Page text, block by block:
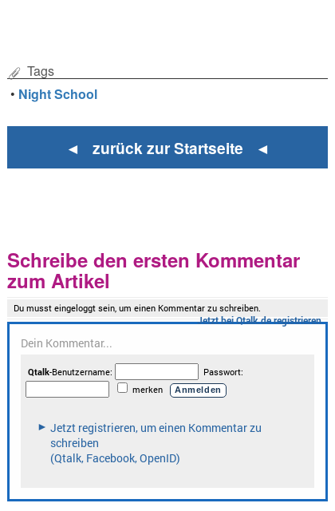
Tags
• Night School
◄ zurück zur Startseite ◄
Schreibe den ersten Kommentar
zum Artikel